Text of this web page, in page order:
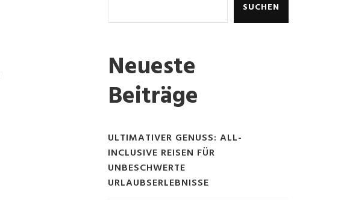
SUCHEN
Neueste
Beiträge
ULTIMATIVER GENUSS: ALL-
INCLUSIVE REISEN FÜR
UNBESCHWERTE
URLAUBSERLEBNISSE